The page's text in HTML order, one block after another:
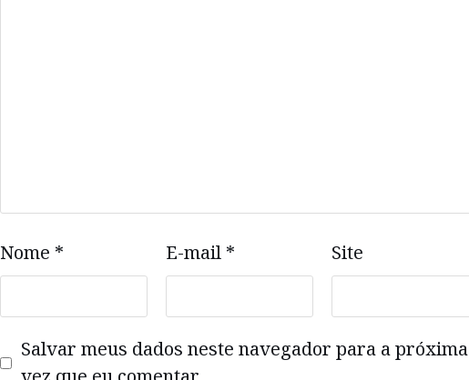
Nome * E-mail * Site
Salvar meus dados neste navegador para a próxima